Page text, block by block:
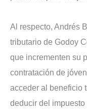
Al respecto, Andrés
tributario de Godoy
que incrementen su
contratación de
acceder al beneficio
deducir del